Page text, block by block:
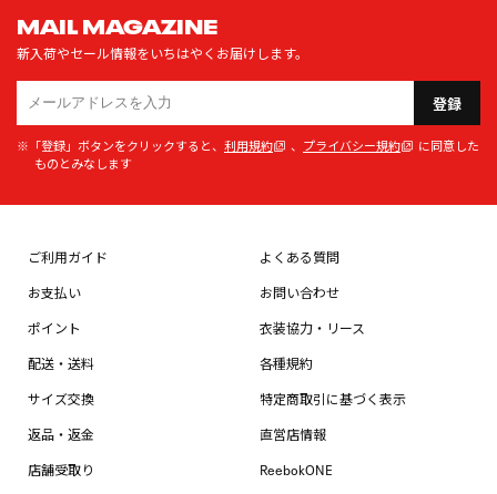
MAIL MAGAZINE
新入荷やセール情報をいちはやくお届けします。
登録
※「登録」ボタンをクリックすると、 利用規約 、 プライバシー規約
に同意した
ものとみなします
ご利用ガイド
お支払い
ポイント
配送・送料
サイズ交換
返品・返金
店舗受取り
よくある質問
お問い合わせ
衣装協力・リース
各種規約
特定商取引に基づく表示
直営店情報
ReebokONE